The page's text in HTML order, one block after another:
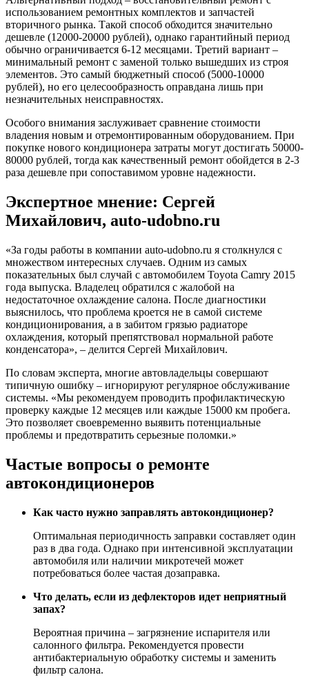
использованием ремонтных комплектов и запчастей
вторичного рынка. Такой способ обходится значительно
дешевле (12000-20000 рублей), однако гарантийный период
обычно ограничивается 6-12 месяцами. Третий вариант –
минимальный ремонт с заменой только вышедших из строя
элементов. Это самый бюджетный способ (5000-10000
рублей), но его целесообразность оправдана лишь при
незначительных неисправностях.
Особого внимания заслуживает сравнение стоимости
владения новым и отремонтированным оборудованием. При
покупке нового кондиционера затраты могут достигать 50000-
80000 рублей, тогда как качественный ремонт обойдется в 2-3
раза дешевле при сопоставимом уровне надежности.
Экспертное мнение: Сергей
Михайлович, auto-udobno.ru
«За годы работы в компании auto-udobno.ru я столкнулся с
множеством интересных случаев. Одним из самых
показательных был случай с автомобилем Toyota Camry 2015
года выпуска. Владелец обратился с жалобой на
недостаточное охлаждение салона. После диагностики
выяснилось, что проблема кроется не в самой системе
кондиционирования, а в забитом грязью радиаторе
охлаждения, который препятствовал нормальной работе
конденсатора», – делится Сергей Михайлович.
По словам эксперта, многие автовладельцы совершают
типичную ошибку – игнорируют регулярное обслуживание
системы. «Мы рекомендуем проводить профилактическую
проверку каждые 12 месяцев или каждые 15000 км пробега.
Это позволяет своевременно выявить потенциальные
проблемы и предотвратить серьезные поломки.»
Частые вопросы о ремонте
автокондиционеров
Как часто нужно заправлять автокондиционер?
Оптимальная периодичность заправки составляет один
раз в два года. Однако при интенсивной эксплуатации
автомобиля или наличии микротечей может
потребоваться более частая дозаправка.
Что делать, если из дефлекторов идет неприятный
запах?
Вероятная причина – загрязнение испарителя или
салонного фильтра. Рекомендуется провести
антибактериальную обработку системы и заменить
фильтр салона.